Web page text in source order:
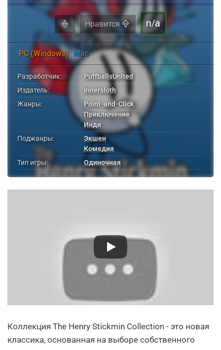
Нравится n/a
PC (Windows) Mac
Разработчик:
PuffballsUnited
Издатель:
Innersloth
Жанры:
Point-and-Click
Приключение
Инди
Поджанры:
Экшен
Комедия
Тип игры:
Одиночная
Коллекция The Henry Stickmin Collection - это новая
классика, основанная на выборе собственного